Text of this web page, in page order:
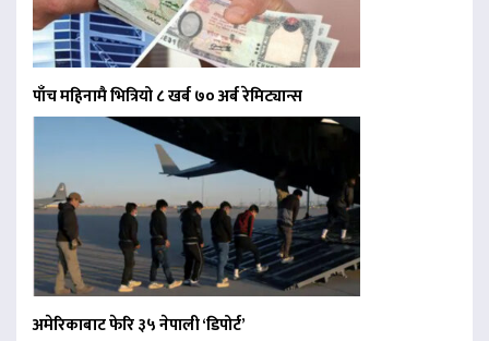
पाँच महिनामै भित्रियो ८ खर्ब ७० अर्ब रेमिट्यान्स
अमेरिकाबाट फेरि ३५ नेपाली ‘डिपोर्ट’